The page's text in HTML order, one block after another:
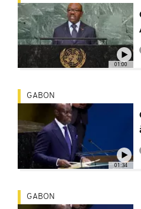
01:00
01:34
GABON
GABON